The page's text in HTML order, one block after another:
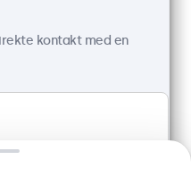
kontakt med en